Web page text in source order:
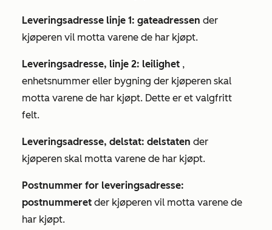
Leveringsadresse linje 1: gateadressen der
kjøperen vil motta varene de har kjøpt.
Leveringsadresse, linje 2: leilighet ,
enhetsnummer eller bygning der kjøperen skal
motta varene de har kjøpt. Dette er et valgfritt
felt.
Leveringsadresse, delstat: delstaten der
kjøperen skal motta varene de har kjøpt.
Postnummer for leveringsadresse:
postnummeret der kjøperen vil motta varene de
har kjøpt.